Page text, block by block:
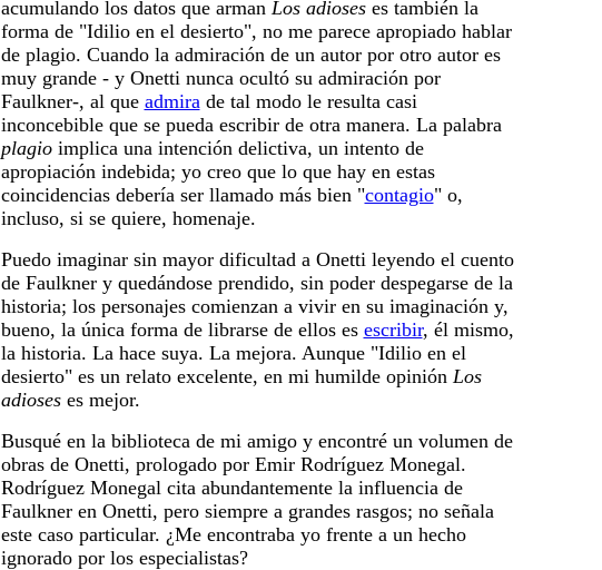
acumulando los datos que arman Los adioseses también la
forma de "Idilio en el desierto", no me parece apropiado hablar
de plagio. Cuando la admiración de un autor por otro autor es
muy grande - y Onetti nunca ocultó su admiración por
Faulkner-, al que admirade tal modo le resulta casi
inconcebible que se pueda escribir de otra manera. La palabra
plagioimplica una intención delictiva, un intento de
apropiación indebida; yo creo que lo que hay en estas
coincidencias debería ser llamado más bien "contagio" o,
incluso, si se quiere, homenaje.
Puedo imaginar sin mayor dificultad a Onetti leyendo el cuento
de Faulkner y quedándose prendido, sin poder despegarse de la
historia; los personajes comienzan a vivir en su imaginación y,
bueno, la única forma de librarse de ellos es escribir, él mismo,
la historia. La hace suya. La mejora. Aunque "Idilio en el
desierto" es un relato excelente, en mi humilde opinión Los
adioses es mejor.
Busqué en la biblioteca de mi amigo y encontré un volumen de
obras de Onetti, prologado por Emir Rodríguez Monegal.
Rodríguez Monegal cita abundantemente la influencia de
Faulkner en Onetti, pero siempre a grandes rasgos; no señala
este caso particular. ¿Me encontraba yo frente a un hecho
ignorado por los especialistas?